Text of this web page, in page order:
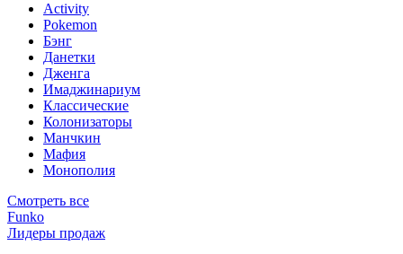
Activity
Pokemon
Бэнг
Данетки
Дженга
Имаджинариум
Классические
Колонизаторы
Манчкин
Мафия
Монополия
Смотреть все
Funko
Лидеры продаж